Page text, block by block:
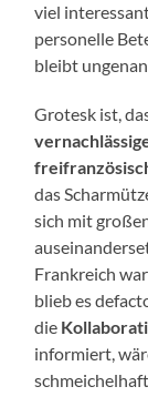
viel
personelle
bleibt
Grotesk ist,
das
sich mit
Frankreich
blieb es
die
informiert,